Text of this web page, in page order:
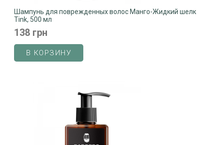
Шампунь для поврежденных волос Манго-Жидкий шелк
Tink, 500 мл
138 грн
В КОРЗИНУ